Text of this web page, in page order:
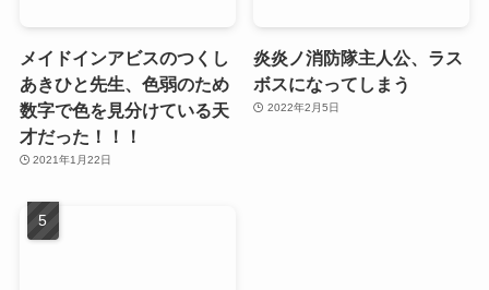
メイドインアビスのつくし
あきひと先生、色弱のため
数字で色を見分けている天
才だった！！！
2021年1月22日
炎炎ノ消防隊主人公、ラス
ボスになってしまう
2022年2月5日